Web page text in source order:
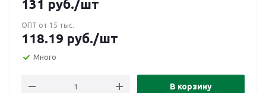
131 руб./шт
ОПТ от 15 тыс.
118.19 руб./шт
Много
В корзину